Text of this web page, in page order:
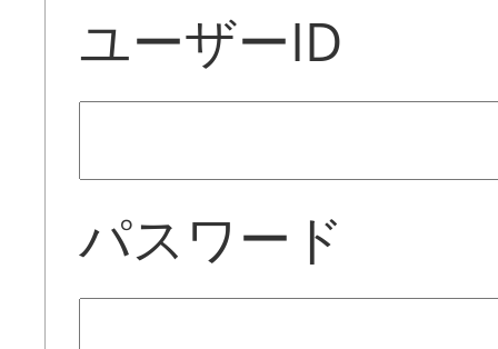
ユーザーID
パスワード